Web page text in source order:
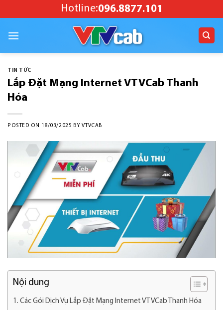
to
Hotline:096.8877.101
TIN TỨC
Lắp Đặt Mạng Internet VTVCab Thanh
Hóa
POSTED ON 18/03/2025 BYVTVCAB
Nội dung
Các Gói Dịch Vụ Lắp Đặt Mạng Internet VTVCab Thanh Hóa